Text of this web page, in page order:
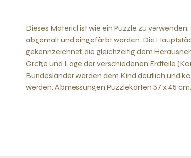
Dieses Material ist wie ein Puzzle zu
abgemalt und eingefärbt werden. Die
gekennzeichnet, die gleichzeitig dem
Größe und Lage der verschiedenen Erdteile
Bundesländer werden dem Kind deutlich und
werden. Abmessungen Puzzlekarten 57 x 45 cm.